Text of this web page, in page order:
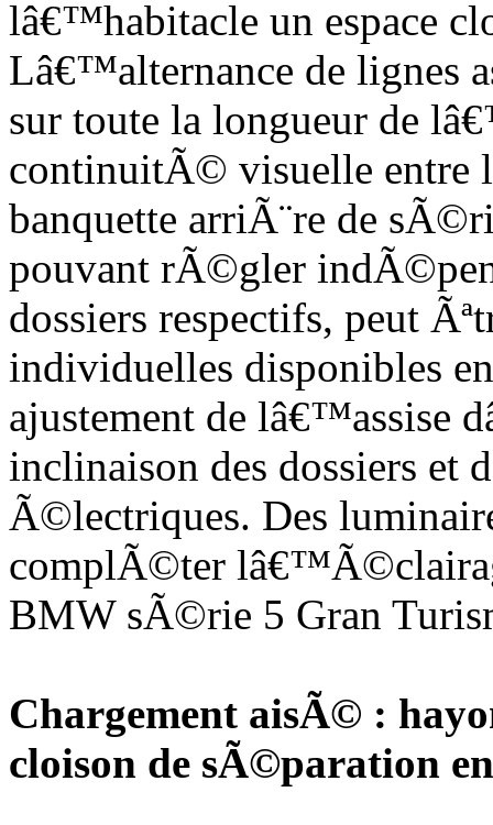
lâ€™habitacle un espace
Lâ€™alternance de lignes
sur toute la longueur de
continuitÃ© visuelle
banquette arriÃ¨re de
pouvant rÃ©gler
dossiers respectifs, peut
individuelles disponibles
ajustement de lâ€™assise
inclinaison des dossiers et
Ã©lectriques. Des
complÃ©ter
BMW sÃ©rie 5 Gran
Chargement aisÃ© :
cloison de sÃ©paration